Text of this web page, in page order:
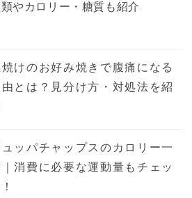
やカロリー・糖質も紹介
けのお好み焼きで腹痛になる
とは？見分け方・対処法を紹
ッパチャップスのカロリー一
｜消費に必要な運動量もチェッ